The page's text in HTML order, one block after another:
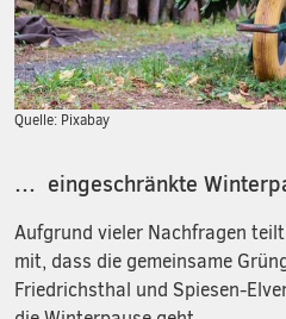
… eingeschränkte
Aufgrund vieler Nachfragen
mit, dass die gemeinsame
Friedrichsthal und Spiesen-
Quelle: Pixabay